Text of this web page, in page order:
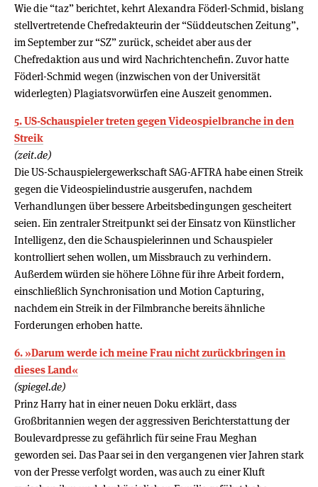
Wie die “taz” berichtet, kehrt Alexandra Föderl-Schmid, bislang
stellvertretende Chefredakteurin der “Süddeutschen Zeitung”,
im September zur “SZ” zurück, scheidet aber aus der
Chefredaktion aus und wird Nachrichtenchefin. Zuvor hatte
Föderl-Schmid wegen (inzwischen von der Universität
widerlegten) Plagiatsvorwürfen eine Auszeit genommen.
5. US-Schauspieler treten gegen Videospielbranche in den
Streik
(zeit.de)
Die US-Schauspielergewerkschaft SAG-AFTRA habe einen Streik
gegen die Videospielindustrie ausgerufen, nachdem
Verhandlungen über bessere Arbeitsbedingungen gescheitert
seien. Ein zentraler Streitpunkt sei der Einsatz von Künstlicher
Intelligenz, den die Schauspielerinnen und Schauspieler
kontrolliert sehen wollen, um Missbrauch zu verhindern.
Außerdem würden sie höhere Löhne für ihre Arbeit fordern,
einschließlich Synchronisation und Motion Capturing,
nachdem ein Streik in der Filmbranche bereits ähnliche
Forderungen erhoben hatte.
6. »Darum werde ich meine Frau nicht zurückbringen in
dieses Land«
(spiegel.de)
Prinz Harry hat in einer neuen Doku erklärt, dass
Großbritannien wegen der aggressiven Berichterstattung der
Boulevardpresse zu gefährlich für seine Frau Meghan
geworden sei. Das Paar sei in den vergangenen vier Jahren stark
von der Presse verfolgt worden, was auch zu einer Kluft